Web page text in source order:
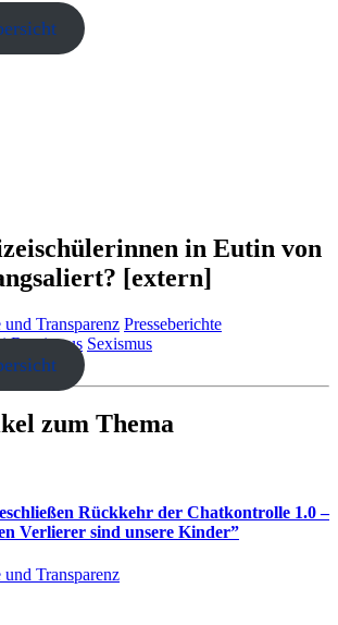
in Eutin von
[extern]
Transparenz Presseberichte
Rassismus Sexismus
zum Thema
Rückkehr der Chatkontrolle 1.0 –
Verlierer sind unsere Kinder”
Transparenz